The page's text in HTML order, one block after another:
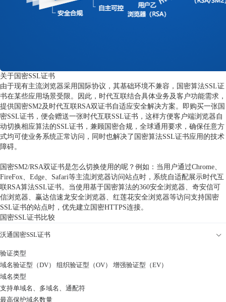
关于国密SSL证书
由于现有主流浏览器采用国际协议，其基础环境不兼容，国密算法SSL证
书在某些应用场景受限。因此，时代互联结合具体业务及客户功能需求，
提供国密SM2及时代互联RSA双证书自适应安全解决方案。即购买一张国
密SSL证书，便会赠送一张时代互联SSL证书，这样方便客户端浏览器自
动切换相应算法的SSL证书，兼顾国密合规，全球通用要求，确保任意方
式均可使业务系统正常访问，同时也解决了国密算法SSL证书应用的技术
障碍。
国密SM2/RSA双证书是怎么切换使用的呢？例如：当用户通过Chrome、
FireFox、Edge、Safari等主流浏览器访问站点时，系统自适配展示时代互
联RSA算法SSL证书。当使用基于国密算法的360安全浏览器、奇安信可
信浏览器、赢达信速龙安全浏览器、红莲花安全浏览器等访问支持国密
SSL证书的站点时，优先建立国密HTTPS连接。
国密SSL证书比较
沃通国密SSL证书
验证类型
域名验证型（DV） 组织验证型（OV） 增强验证型（EV）
域名类型
支持单域名、多域名、通配符
最高保护域名数量